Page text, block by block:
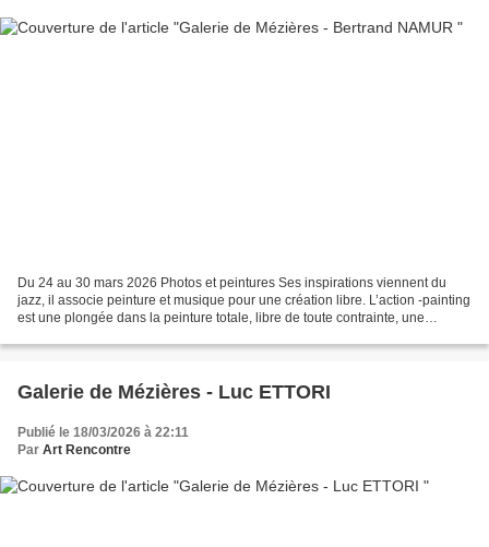
Du 24 au 30 mars 2026 Photos et peintures Ses inspirations viennent du
jazz, il associe peinture et musique pour une création libre. L’action -painting
est une plongée dans la peinture totale, libre de toute contrainte, une
Galerie de Mézières - Luc ETTORI
Publié le 18/03/2026 à 22:11
Par Art Rencontre